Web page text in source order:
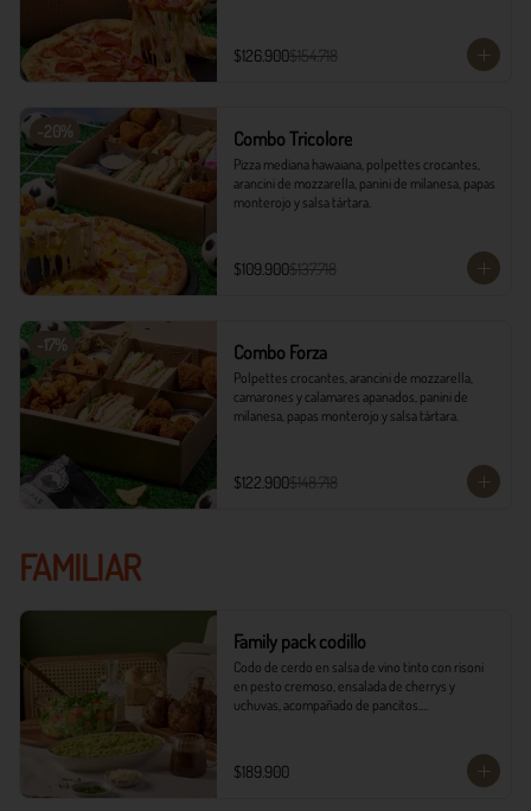
$126.900$154.718
-20% Combo Tricolore
Pizza mediana hawaiana, polpettes crocantes,
arancini de mozzarella, panini de milanesa, papas
monterojo y salsa tártara.
$109.900$137.718
-17% Combo Forza
Polpettes crocantes, arancini de mozzarella,
camarones y calamares apanados, panini de
milanesa, papas monterojo y salsa tártara.
$122.900$148.718
FAMILIAR
Family pack codillo
Codo de cerdo en salsa de vino tinto con risoni
en pesto cremoso, ensalada de cherrys y
uchuvas, acompañado de pancitos.​​
- Risoni (Cantidad ideal para 4 personas)​
- Pancitos​
$189.900